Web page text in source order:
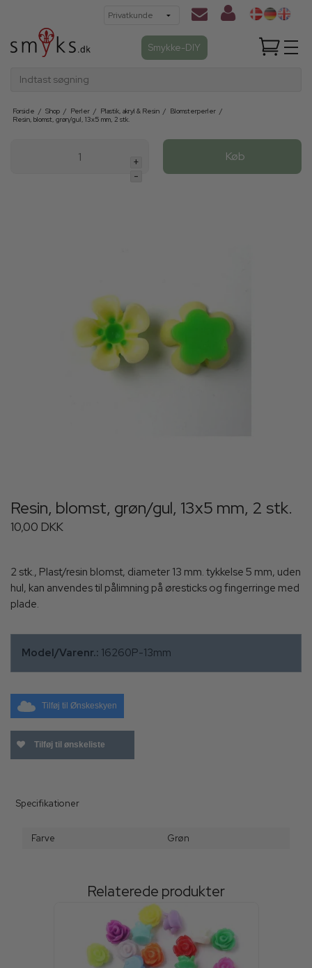
Smykke-DIY
Indtast søgning
Forside / Shop / Perler / Plastik, akryl & Resin / Blomsterperler /
Resin, blomst, grøn/gul, 13x5 mm, 2 stk.
+
-
Køb
Resin, blomst, grøn/gul, 13x5 mm, 2 stk.
10,00 DKK
2 stk., Plast/resin blomst, diameter 13 mm. tykkelse 5 mm, uden
hul, kan anvendes til pålimning på øresticks og fingerringe med
plade.
Model/Varenr.: 16260P-13mm
Tilføj til Ønskeskyen
Tilføj til ønskeliste
Specifikationer
Farve Grøn
Relaterede produkter